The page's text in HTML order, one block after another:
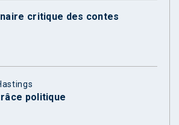
critique des contes
politique